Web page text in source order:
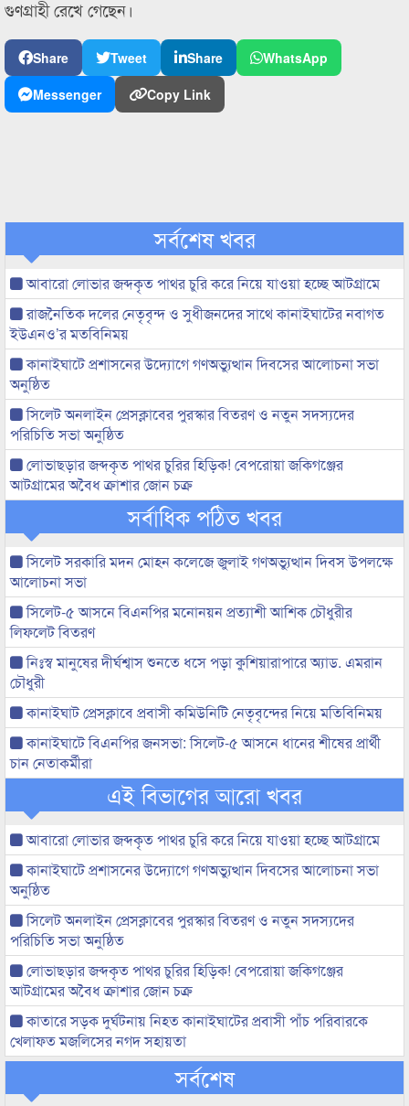
গুণগ্রাহী রেখে গেছেন।
Share Tweet Share
WhatsApp
Messenger
Copy Link
সর্বশেষ খবর
আবারো লোভার জব্দকৃত পাথর চুরি করে নিয়ে যাওয়া হচ্ছে আটগ্রামে
রাজনৈতিক দলের নেতৃবৃন্দ ও সুধীজনদের সাথে কানাইঘাটের নবাগত
ইউএনও’র মতবিনিময়
কানাইঘাটে প্রশাসনের উদ্যোগে গণঅভ্যুত্থান দিবসের আলোচনা সভা
অনুষ্ঠিত
সিলেট অনলাইন প্রেসক্লাবের পুরস্কার বিতরণ ও নতুন সদস্যদের
পরিচিতি সভা অনুষ্ঠিত
লোভাছড়ার জব্দকৃত পাথর চুরির হিড়িক! বেপরোয়া জকিগঞ্জের
আটগ্রামের অবৈধ ক্রাশার জোন চক্র
সর্বাধিক পঠিত খবর
সিলেট সরকারি মদন মোহন কলেজে জুলাই গণঅভ্যুত্থান দিবস উপলক্ষে
আলোচনা সভা
সিলেট-৫ আসনে বিএনপির মনোনয়ন প্রত্যাশী আশিক চৌধুরীর
লিফলেট বিতরণ
নিঃস্ব মানুষের দীর্ঘশ্বাস শুনতে ধসে পড়া কুশিয়ারাপারে অ্যাড. এমরান
চৌধুরী
কানাইঘাট প্রেসক্লাবে প্রবাসী কমিউনিটি নেতৃবৃন্দের নিয়ে মতিবিনিময়
কানাইঘাটে বিএনপির জনসভা: সিলেট-৫ আসনে ধানের শীষের প্রার্থী
চান নেতাকর্মীরা
এই বিভাগের আরো খবর
আবারো লোভার জব্দকৃত পাথর চুরি করে নিয়ে যাওয়া হচ্ছে আটগ্রামে
কানাইঘাটে প্রশাসনের উদ্যোগে গণঅভ্যুত্থান দিবসের আলোচনা সভা
অনুষ্ঠিত
সিলেট অনলাইন প্রেসক্লাবের পুরস্কার বিতরণ ও নতুন সদস্যদের
পরিচিতি সভা অনুষ্ঠিত
লোভাছড়ার জব্দকৃত পাথর চুরির হিড়িক! বেপরোয়া জকিগঞ্জের
আটগ্রামের অবৈধ ক্রাশার জোন চক্র
কাতারে সড়ক দুর্ঘটনায় নিহত কানাইঘাটের প্রবাসী পাঁচ পরিবারকে
খেলাফত মজলিসের নগদ সহায়তা
সর্বশেষ